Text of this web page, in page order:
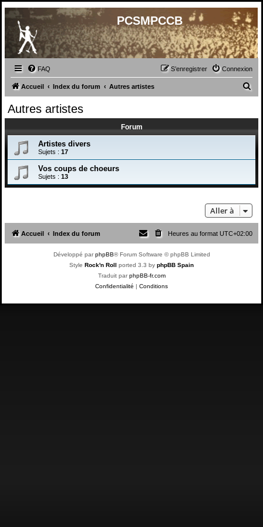
PCSMPCCB
FAQ Connexion
S’enregistrer
Accueil Index du forum Autres artistes
h
Autres artistes
Forum
Artistes divers
Sujets : 17
Vos coups de choeurs
Sujets : 13
Aller à
Accueil Index du forum Heures au format UTC+02:00
Développé parphpBB® Forum Software © phpBB Limited
Style Rock'n Roll ported 3.3 by phpBB Spain
Traduit parphpBB-fr.com
Confidentialité | Conditions